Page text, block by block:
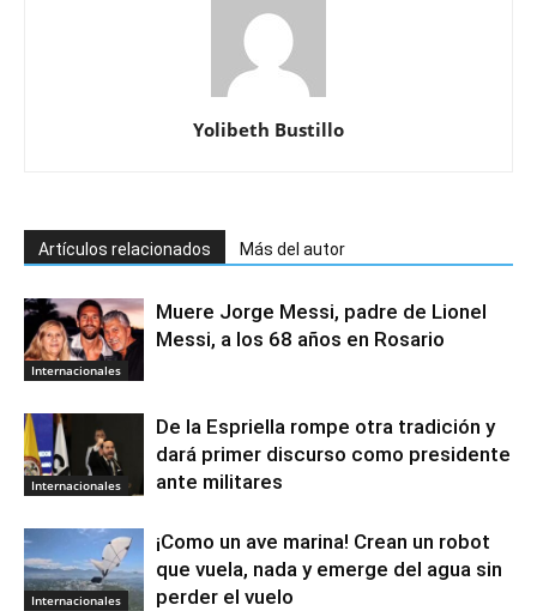
Yolibeth Bustillo
Artículos relacionados Más del autor
Internacionales
Muere Jorge Messi, padre de Lionel
Messi, a los 68 años en Rosario
Internacionales
De la Espriella rompe otra tradición y
dará primer discurso como presidente
ante militares
Internacionales
¡Como un ave marina! Crean un robot
que vuela, nada y emerge del agua sin
perder el vuelo